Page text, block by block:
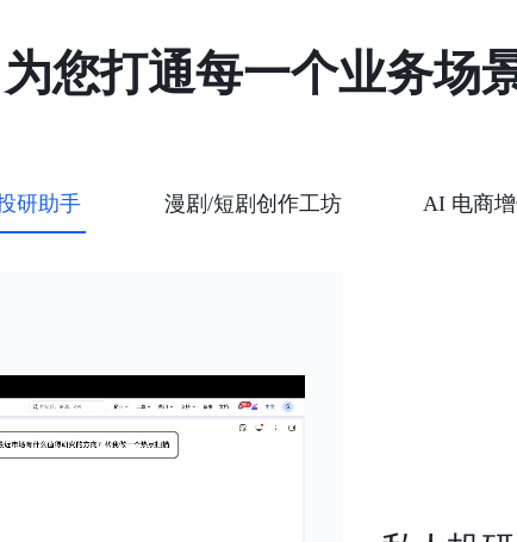
为您打通每一个业务场
研助手 漫剧/短剧创作工坊 AI 电商